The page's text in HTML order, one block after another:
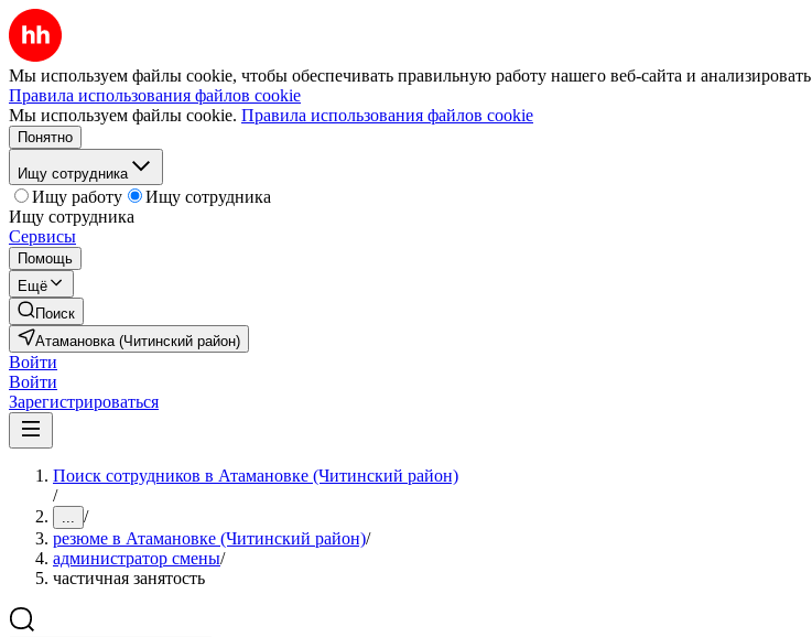
Мы используем файлы cookie, чтобы обеспечивать правильную работу нашего веб-сайта и
Правила использования файлов cookie
Мы используем файлы cookie. Правила использования файлов cookie
Понятно
Ищу сотрудника
Ищу работу
Ищу сотрудника
Ищу сотрудника
Сервисы
Помощь
Ещё
Поиск
Атамановка (Читинский район)
Войти
Войти
Зарегистрироваться
Поиск сотрудников в Атамановке (Читинский район)
/
... /
резюме в Атамановке (Читинский район)/
администратор смены/
частичная занятость